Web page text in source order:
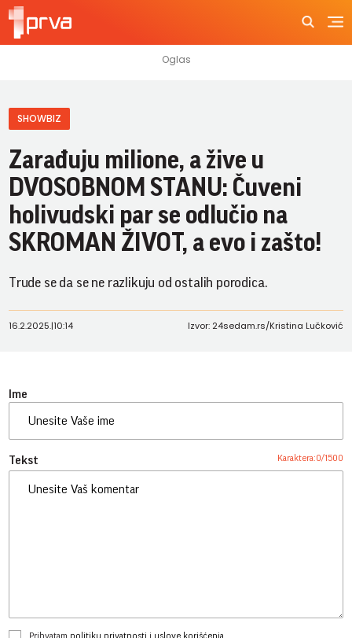
SHOWBIZ
Zarađuju milione, a žive u
DVOSOBNOM STANU: Čuveni
holivudski par se odlučio na
SKROMAN ŽIVOT, a evo i zašto!
Trude se da se ne razlikuju od ostalih porodica.
16.2.2025.|10:14 Izvor: 24sedam.rs/Kristina Lučković
Ime
Tekst Karaktera:0/1500
Prihvatam politiku privatnosti i uslove korišćenja